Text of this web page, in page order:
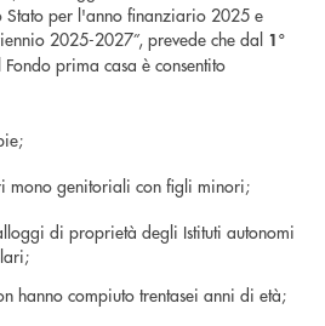
Stato per l'anno finanziario 2025 e
2025-2027”, prevede che dal 1°
Fondo prima casa è consentito
mono genitoriali con figli minori;
di proprietà degli Istituti autonomi
hanno compiuto trentasei anni di età;